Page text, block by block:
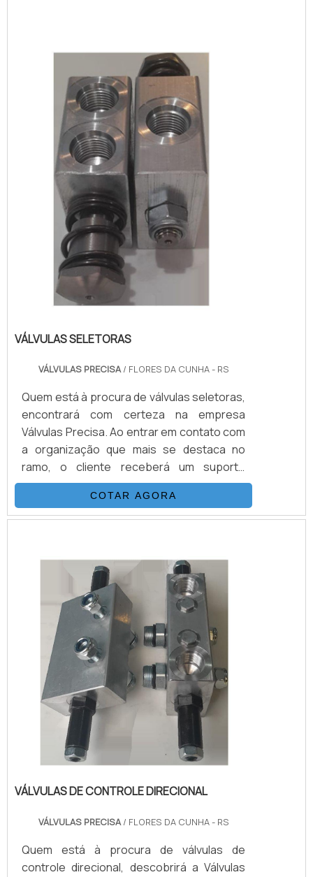
VÁLVULAS SELETORAS
VÁLVULAS PRECISA/ FLORES DA CUNHA - RS
Quem está à procura de válvulas seletoras,
encontrará com certeza na empresa
Válvulas Precisa. Ao entrar em contato com
a organização que mais se destaca no
ramo, o cliente receberá um suporte
completo para sanar eventuais dúvidas
sobre o produto a ser adquirido.Quando o
quesito é válvulas seletoras, com a melhor
benefício e atendimento eficaz em todo o
COTAR AGORA
VÁLVULAS DE CONTROLE DIRECIONAL
VÁLVULAS PRECISA/ FLORES DA CUNHA - RS
Quem está à procura de válvulas de
controle direcional, descobrirá a Válvulas